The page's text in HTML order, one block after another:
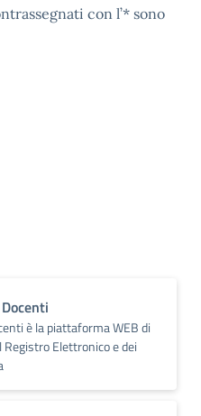
con l’* sono
è la piattaforma WEB di
Elettronico e dei